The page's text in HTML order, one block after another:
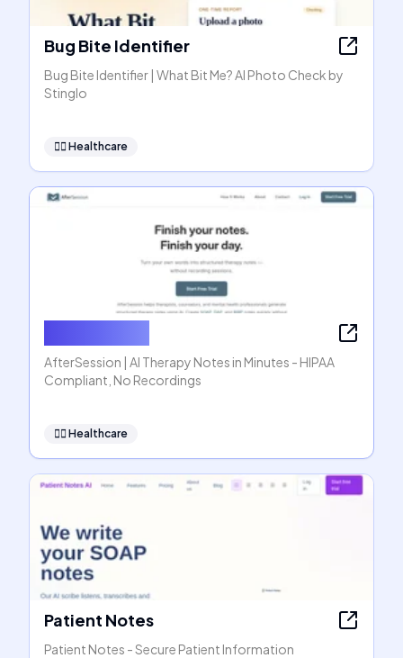
Bug Bite Identifier
Bug Bite Identifier | What Bit Me? AI Photo Check by
Stinglo
👩‍⚕️ Healthcare
AfterSession | AI Therapy Notes in Minutes - HIPAA
Compliant, No Recordings
👩‍⚕️ Healthcare
Patient Notes
Patient Notes - Secure Patient Information